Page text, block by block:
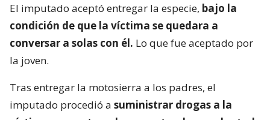
El imputado aceptó entregar la especie, bajo la
condición de que la víctima se quedara a
conversar a solas con él. Lo que fue aceptado por
la joven.
Tras entregar la motosierra a los padres, el
imputado procedió a suministrar drogas a la